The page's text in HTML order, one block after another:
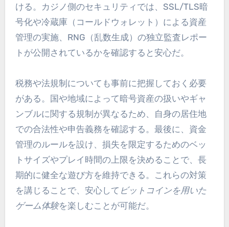
ける。カジノ側のセキュリティでは、SSL/TLS暗
号化や冷蔵庫（コールドウォレット）による資産
管理の実施、RNG（乱数生成）の独立監査レポー
トが公開されているかを確認すると安心だ。
税務や法規制についても事前に把握しておく必要
がある。国や地域によって暗号資産の扱いやギャ
ンブルに関する規制が異なるため、自身の居住地
での合法性や申告義務を確認する。最後に、資金
管理のルールを設け、損失を限定するためのベッ
トサイズやプレイ時間の上限を決めることで、長
期的に健全な遊び方を維持できる。これらの対策
を講じることで、安心して ビットコインを用いた
ゲーム体験を楽しむことが可能だ。